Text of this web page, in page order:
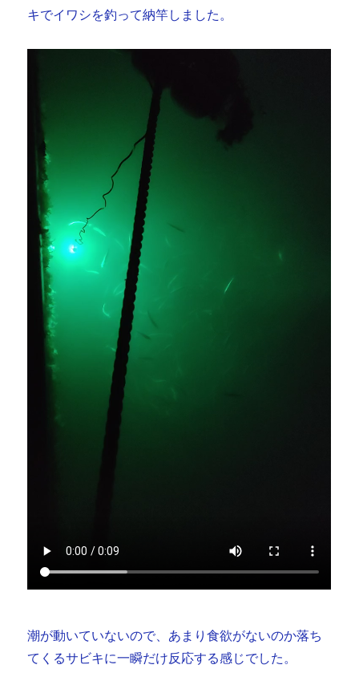
キでイワシを釣って納竿しました。
潮が動いていないので、あまり食欲がないのか落ち
てくるサビキに一瞬だけ反応する感じでした。